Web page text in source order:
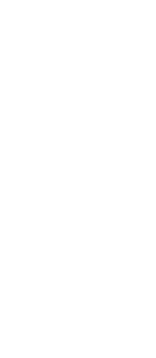
prima della
e